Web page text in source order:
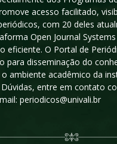
acesso facilitado,
com 20 deles
Open Journal Systems
eficiente. O Portal de
para disseminação do
ambiente acadêmico da
entre em contato
periodicos@univali.br